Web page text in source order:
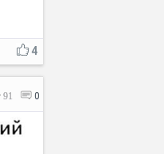
4
91 0